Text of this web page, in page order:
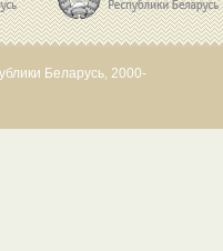
Беларусь, 2000-